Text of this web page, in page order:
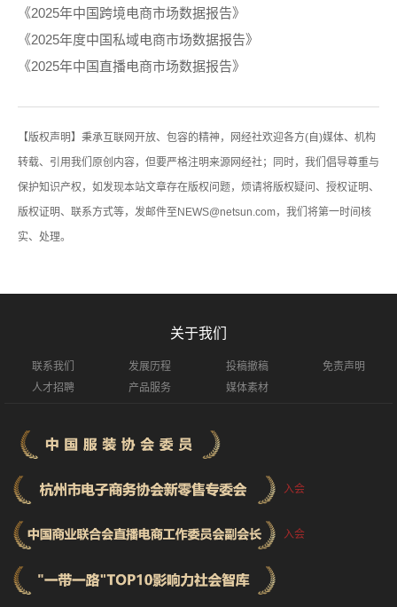
《2025年中国跨境电商市场数据报告》
《2025年度中国私域电商市场数据报告》
《2025年中国直播电商市场数据报告》
【版权声明】秉承互联网开放、包容的精神，网经社欢迎各方(自)媒体、机构
转载、引用我们原创内容，但要严格注明来源网经社；同时，我们倡导尊重与
保护知识产权，如发现本站文章存在版权问题，烦请将版权疑问、授权证明、
版权证明、联系方式等，发邮件至NEWS@netsun.com，我们将第一时间核
实、处理。
关于我们
联系我们 发展历程 投稿撤稿
免责声明
人才招聘
产品服务 媒体素材
入会
入会